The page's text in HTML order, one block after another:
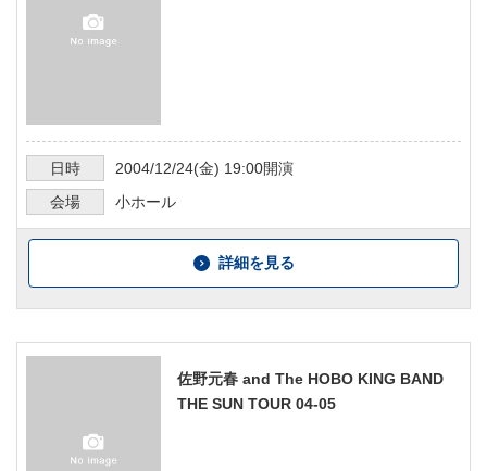
日時 2004/12/24(金) 19:00開演
会場
小ホール
詳細を見る
佐野元春 and The HOBO KING BAND
THE SUN TOUR 04-05